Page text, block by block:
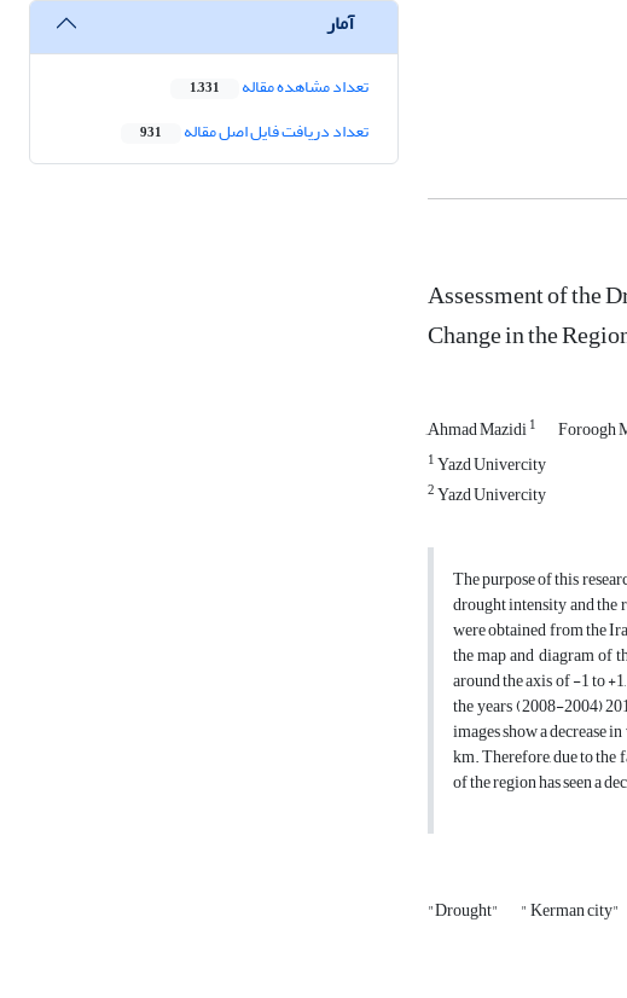
Assessment of the
Change in the
َAhmad Mazidi1 Foroogh
1Yazd Univercity
2Yazd Univercity
The purpose of this
drought intensity and the
were obtained from the
the map and diagram of
around the axis of -1 to
the years (2008-2004)
images show a decrease
km. Therefore, due to
of the region has seen a
"Drought" " Kerman city"
آمار
تعداد مشاهده مقاله 1,331
تعداد دریافت فایل اصل مقاله 931